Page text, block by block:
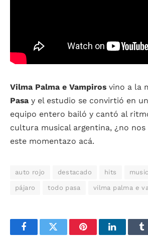
Vilma Palma e Vampiros vino a la
Pasa y el estudio se convirtió en
equipo entero bailó y cantó al
cultura musical argentina, ¿no nos
este momentazo acá.
auto rojo destacado hits
pájaro todo pasa vilma palma e
FacebookTwitter PinterestLinkedIn